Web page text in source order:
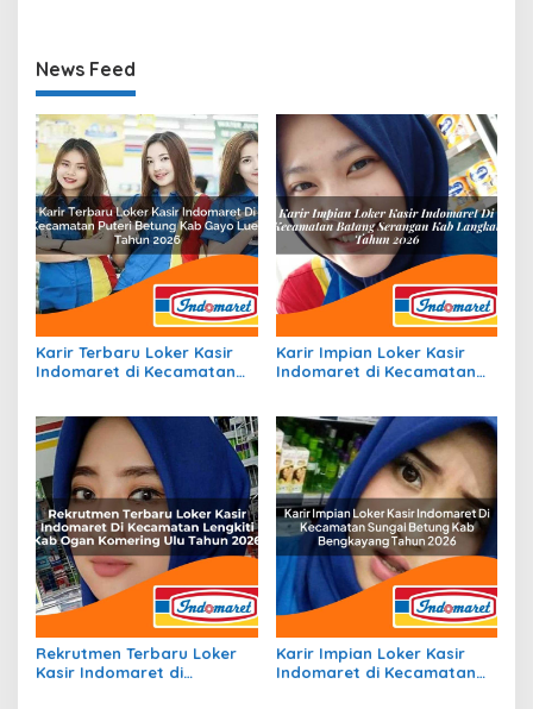
News Feed
Karir Terbaru Loker Kasir
Indomaret di Kecamatan
Karir Impian Loker Kasir
Indomaret di Kecamatan
Rekrutmen Terbaru Loker
Kasir Indomaret di
Karir Impian Loker Kasir
Indomaret di Kecamatan